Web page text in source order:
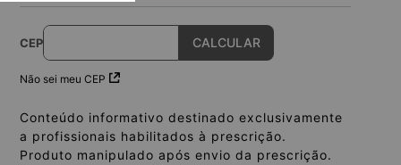
CEP
Não sei meu CEP
Conteúdo informativo destinado exclusivamente
a profissionais habilitados à prescrição.
Produto manipulado após envio da prescrição.